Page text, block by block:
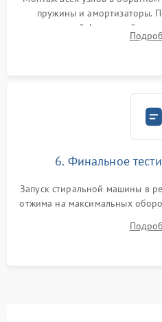
пружины и амортизаторы.
надежной фиксацией
герметиком для
6. Финальное
Запуск стиральной машины в
отжима на максимальных
корректности слива,
посторонних стуков и